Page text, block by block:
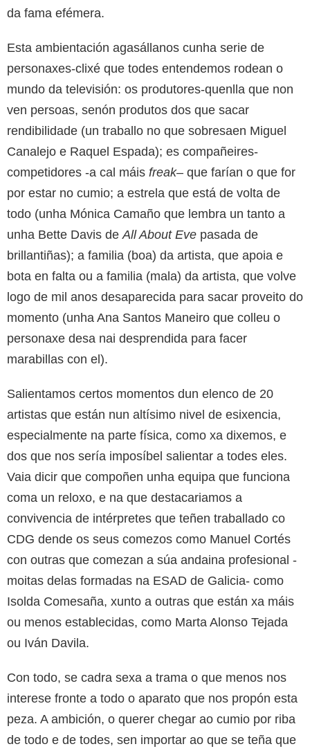
da fama efémera.
Esta ambientación agasállanos cunha serie de
personaxes-clixé que todes entendemos rodean o
mundo da televisión: os produtores-quenlla que non
ven persoas, senón produtos dos que sacar
rendibilidade (un traballo no que sobresaen Miguel
Canalejo e Raquel Espada); es compañeires-
competidores -a cal máis freak– que farían o que for
por estar no cumio; a estrela que está de volta de
todo (unha Mónica Camaño que lembra un tanto a
unha Bette Davis de All About Eve pasada de
brillantiñas); a familia (boa) da artista, que apoia e
bota en falta ou a familia (mala) da artista, que volve
logo de mil anos desaparecida para sacar proveito do
momento (unha Ana Santos Maneiro que colleu o
personaxe desa nai desprendida para facer
marabillas con el).
Salientamos certos momentos dun elenco de 20
artistas que están nun altísimo nivel de esixencia,
especialmente na parte física, como xa dixemos, e
dos que nos sería imposíbel salientar a todes eles.
Vaia dicir que compoñen unha equipa que funciona
coma un reloxo, e na que destacariamos a
convivencia de intérpretes que teñen traballado co
CDG dende os seus comezos como Manuel Cortés
con outras que comezan a súa andaina profesional -
moitas delas formadas na ESAD de Galicia- como
Isolda Comesaña, xunto a outras que están xa máis
ou menos establecidas, como Marta Alonso Tejada
ou Iván Davila.
Con todo, se cadra sexa a trama o que menos nos
interese fronte a todo o aparato que nos propón esta
peza. A ambición, o querer chegar ao cumio por riba
de todo e de todes, sen importar ao que se teña que